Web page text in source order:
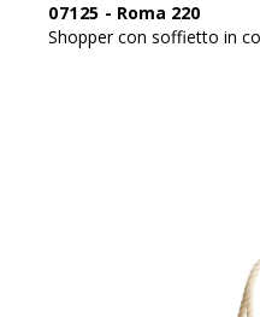
07125 - Roma 220
Shopper con soffietto in